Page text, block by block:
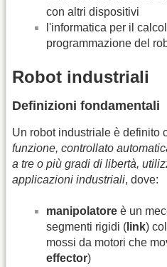
con altri dispositivi
l'informatica per il
programmazione del
Robot industriali
Definizioni fondamentali
Un robot industriale è definito
funzione, controllato
a tre o più gradi di libertà,
applicazioni industriali, dove:
manipolatore è un
segmenti rigidi ( link)
mossi da motori che
effector)